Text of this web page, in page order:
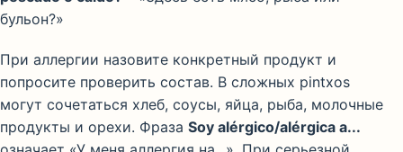
бульон?»
При аллергии назовите конкретный продукт и
попросите проверить состав. В сложных pintxos
могут сочетаться хлеб, соусы, яйца, рыба, молочные
продукты и орехи. Фраза Soy alérgico/alérgica a...